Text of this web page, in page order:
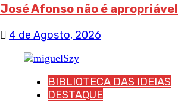
José Afonso não é apropriável
4 de Agosto, 2026
BIBLIOTECA DAS IDEIAS
DESTAQUE